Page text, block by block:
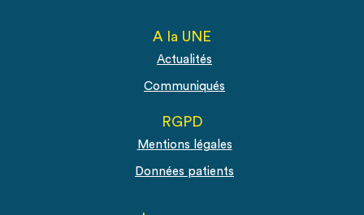
A la UNE
Actualités
Communiqués
RGPD
Mentions légales
Données patients